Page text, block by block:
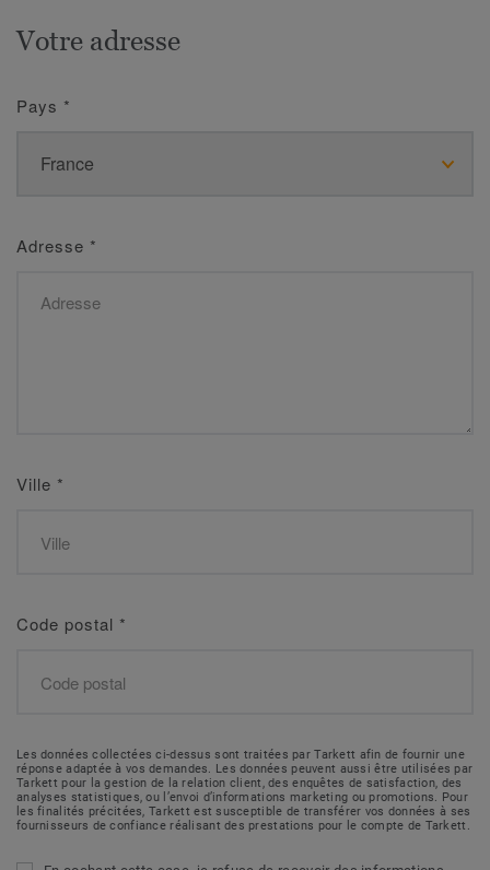
Votre adresse
Pays *
Adresse *
Ville *
Code postal *
Les données collectées ci-dessus sont traitées par Tarkett afin de fournir une
réponse adaptée à vos demandes. Les données peuvent aussi être utilisées par
Tarkett pour la gestion de la relation client, des enquêtes de satisfaction, des
analyses statistiques, ou l’envoi d’informations marketing ou promotions. Pour
les finalités précitées, Tarkett est susceptible de transférer vos données à ses
fournisseurs de confiance réalisant des prestations pour le compte de Tarkett.